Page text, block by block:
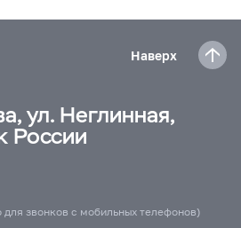
Наверх
ул. Неглинная,
России
для звонков с мобильных телефонов)